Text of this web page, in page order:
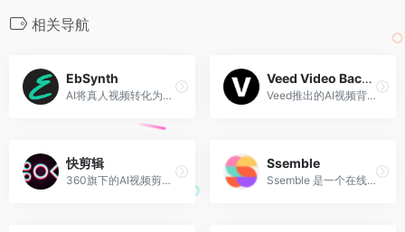
相关导航
EbSynth
AI将真人视频转化为油画风动画
Veed Video Background Remover
Veed推出的AI视频背景移除工具
快剪辑
360旗下的AI视频剪辑工具，AI成片、AI数字人、智能添加字幕、去水印等
Ssemble
Ssemble 是一个在线视频编辑器，集合了所有制作视频所需的 AI 工具和资源。